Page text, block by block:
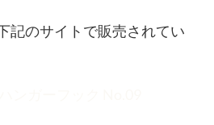
記のサイトで販売されてい